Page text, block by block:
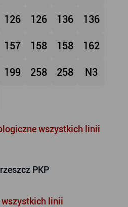
126 126 136 136
157 158 158 162
199 258 258 N3
wszystkich linii
PKP
wszystkich linii